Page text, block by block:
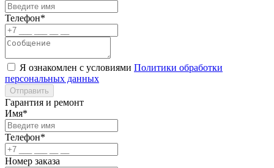
Телефон*
Я ознакомлен с условиями Политики обработки
персональных данных
Отправить
Гарантия и ремонт
Имя*
Телефон*
Номер заказа